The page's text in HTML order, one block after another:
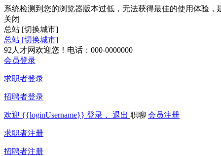
系统检测到您的浏览器版本过低，无法获得最佳的使用体验，
关闭
总站 [切换城市]
总站 [切换城市]
92人才网欢迎您！电话：000-0000000
会员登录
求职者登录
招聘者登录
欢迎 {{loginUsername}} 登录， 退出 职聊 会员注册
求职者注册
招聘者注册